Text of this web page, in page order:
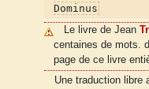
Dominus
Le livre de Jean
centaines de mots.
page de ce livre
Une traduction libre